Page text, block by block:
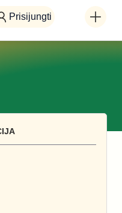
Prisijungti